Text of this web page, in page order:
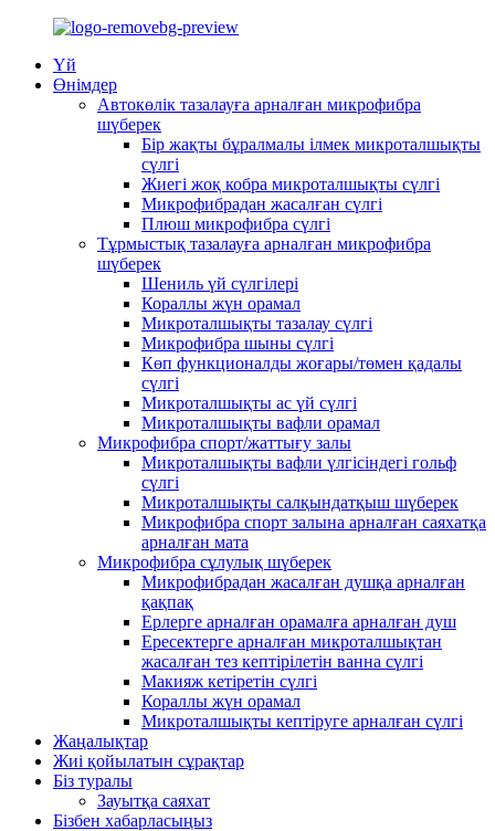
Үй
Өнімдер
Автокөлік тазалауға арналған микрофибра
шүберек
Бір жақты бұралмалы ілмек микроталшықты
сүлгі
Жиегі жоқ кобра микроталшықты сүлгі
Микрофибрадан жасалған сүлгі
Плюш микрофибра сүлгі
Тұрмыстық тазалауға арналған микрофибра
шүберек
Шениль үй сүлгілері
Кораллы жүн орамал
Микроталшықты тазалау сүлгі
Микрофибра шыны сүлгі
Көп функционалды жоғары/төмен қадалы
сүлгі
Микроталшықты ас үй сүлгі
Микроталшықты вафли орамал
Микрофибра спорт/жаттығу залы
Микроталшықты вафли үлгісіндегі гольф
сүлгі
Микроталшықты салқындатқыш шүберек
Микрофибра спорт залына арналған саяхатқа
арналған мата
Микрофибра сұлулық шүберек
Микрофибрадан жасалған душқа арналған
қақпақ
Ерлерге арналған орамалға арналған душ
Ересектерге арналған микроталшықтан
жасалған тез кептірілетін ванна сүлгі
Макияж кетіретін сүлгі
Кораллы жүн орамал
Микроталшықты кептіруге арналған сүлгі
Жаңалықтар
Жиі қойылатын сұрақтар
Біз туралы
Зауытқа саяхат
Бізбен хабарласыңыз